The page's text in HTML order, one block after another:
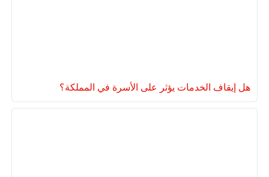
هل إيقاف الخدمات يؤثر على الأسرة في المملكة؟